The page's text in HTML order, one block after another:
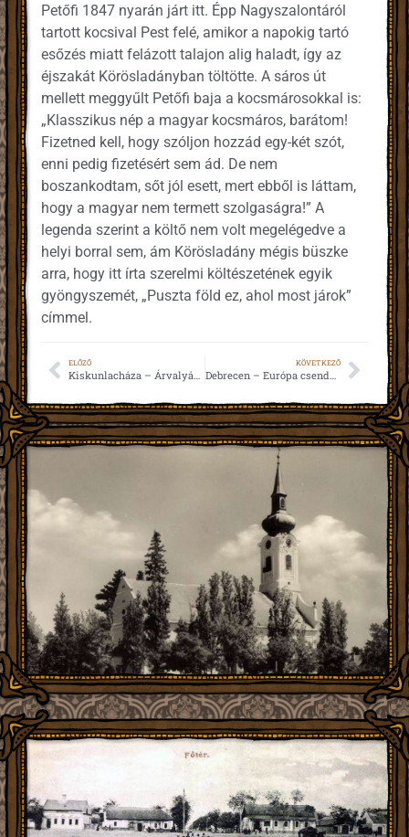
Petőfi 1847 nyarán járt itt. Épp Nagyszalontáról
tartott kocsival Pest felé, amikor a napokig tartó
esőzés miatt felázott talajon alig haladt, így az
éjszakát Körösladányban töltötte. A sáros út
mellett meggyűlt Petőfi baja a kocsmárosokkal is:
„Klasszikus nép a magyar kocsmáros, barátom!
Fizetned kell, hogy szóljon hozzád egy-két szót,
enni pedig fizetésért sem ád. De nem
boszankodtam, sőt jól esett, mert ebből is láttam,
hogy a magyar nem termett szolgaságra!” A
legenda szerint a költő nem volt megelégedve a
helyi borral sem, ám Körösladány mégis büszke
arra, hogy itt írta szerelmi költészetének egyik
gyöngyszemét, „Puszta föld ez, ahol most járok”
címmel.
ELŐZŐ
Kiskunlacháza – Árvalyányhaj a süvegem bokrétája (1844)
KÖVETKEZŐ
Debrecen – Európa csendes, újra csendes (1849)